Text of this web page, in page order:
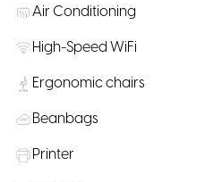
Air Conditioning
High-Speed WiFi
Ergonomic chairs
Beanbags
Printer